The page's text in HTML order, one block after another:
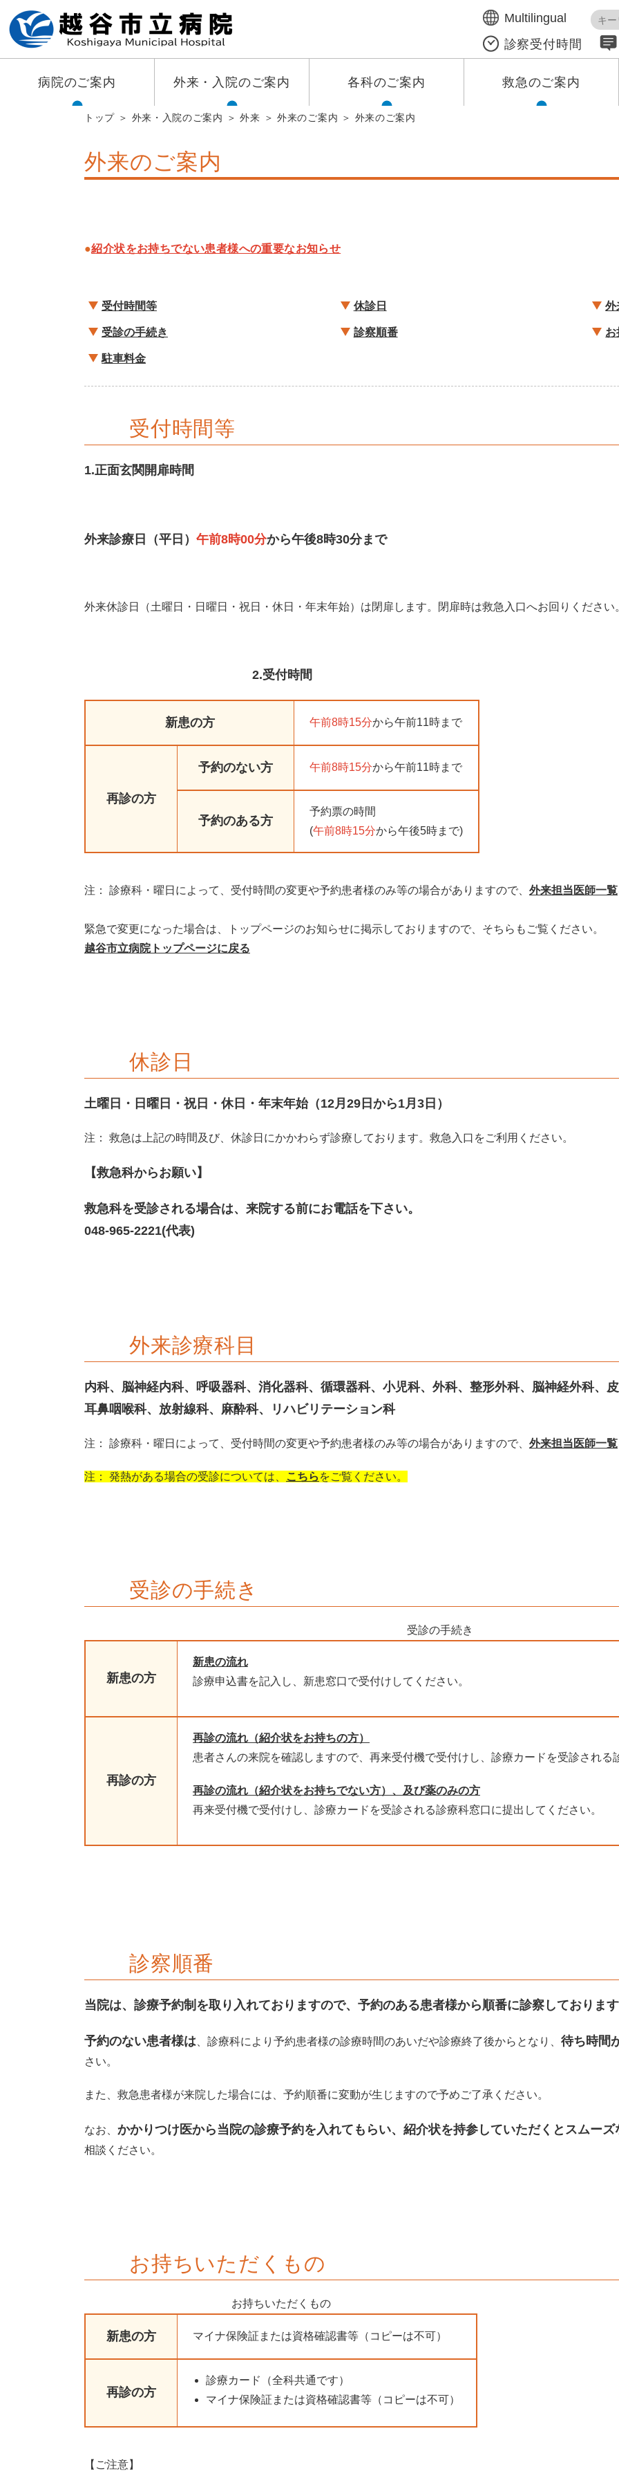
Multilingual
診察受付時間
病院のご案内 外来・入院のご案内 各科のご案内 救急のご案内
トップ 外来・入院のご案内 外来 外来のご案内 外来のご案内
外来のご案内
​​​​​​紹介状をお持ちでない患者様への重要なお知らせ
受付時間等 休診日 外
受診の手続き 診察順番 お
駐車料金
受付時間等
1.正面玄関開扉時間
外来診療日（平日） 午前8時00分から午後8時30分まで
外来休診日（土曜日・日曜日・祝日・休日・年末年始）は閉扉します。閉扉時は救急入口へお回りください
2.受付時間
新患の方 午前8時15分から午前11時まで
再診の方
予約のない方 午前8時15分から午前11時まで
予約のある方
予約票の時間
(午前8時15分から午後5時まで)
注： 診療科・曜日によって、受付時間の変更や予約患者様のみ等の場合がありますので、 外来担当医師一覧
緊急で変更になった場合は、トップページのお知らせに掲示しておりますので、そちらもご覧ください。
越谷市立病院トップページに戻る
休診日
土曜日・日曜日・祝日・休日・年末年始（12月29日から1月3日）
注： 救急は上記の時間及び、休診日にかかわらず診療しております。救急入口をご利用ください。
【救急科からお願い】
救急科を受診される場合は、来院する前にお電話を下さい。
048-965-2221(代表)
外来診療科目
内科、脳神経内科、呼吸器科、消化器科、循環器科、小児科、外科、整形外科、脳神経外科、
耳鼻咽喉科、放射線科、麻酔科、リハビリテーション科
注： 診療科・曜日によって、受付時間の変更や予約患者様のみ等の場合がありますので、 外来担当医師一覧
注： 発熱がある場合の受診については、 こちら をご覧ください。
受診の手続き
受診の手続き
新患の方
新患の流れ
診療申込書を記入し、新患窓口で受付けしてください。
再診の方
再診の流れ（紹介状をお持ちの方）
患者さんの来院を確認しますので、再来受付機で受付けし、診療カードを受診される
再診の流れ（紹介状をお持ちでない方）、及び薬のみの方
再来受付機で受付けし、診療カードを受診される診療科窓口に提出してください。
診察順番
当院は、診療予約制を取り入れておりますので、予約のある患者様から順番に診察しております
予約のない患者様は 、診療科により予約患者様の診療時間のあいだや診療終了後からとなり、 待ち時間
さい。
また、救急患者様が来院した場合には、予約順番に変動が生じますので予めご了承ください。
なお、 かかりつけ医から当院の診療予約を入れてもらい、紹介状を持参していただくとスムー
相談ください。
お持ちいただくもの
お持ちいただくもの
新患の方 マイナ保険証または資格確認書等（コピーは不可）
再診の方
診療カード（全科共通です）
マイナ保険証または資格確認書等（コピーは不可）
【ご注意】